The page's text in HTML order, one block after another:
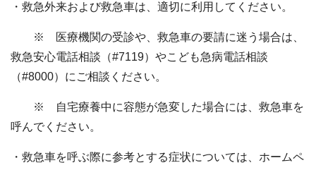
・救急外来および救急車は、適切に利用してください。
※ 医療機関の受診や、救急車の要請に迷う場合は、
救急安心電話相談（#7119）やこども急病電話相談
（#8000）にご相談ください。
※ 自宅療養中に容態が急変した場合には、救急車を
呼んでください。
・救急車を呼ぶ際に参考とする症状については、ホームペ